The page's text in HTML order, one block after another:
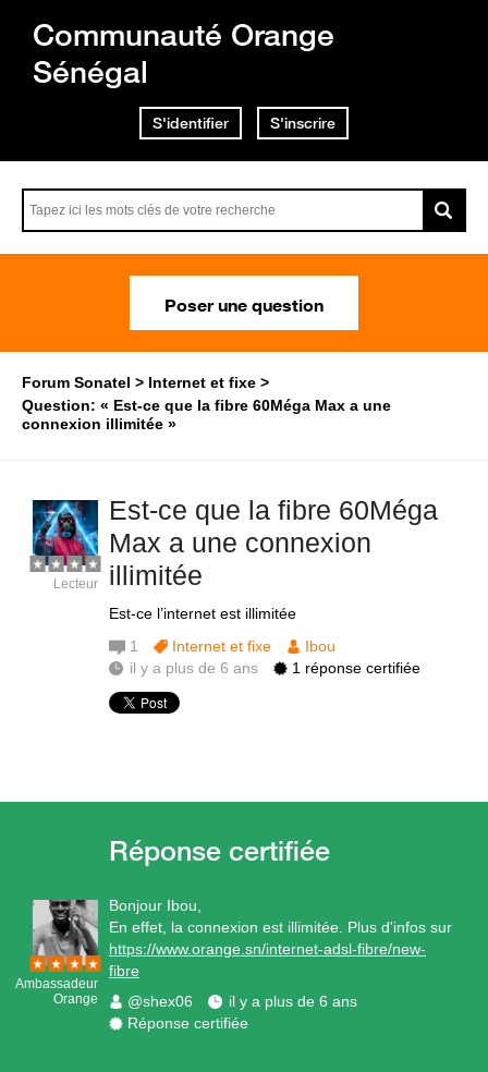
Communauté Orange
Sénégal
S'identifier S'inscrire
Poser une question
Forum Sonatel
Internet et fixe
Question: « Est-ce que la fibre 60Méga Max a une
connexion illimitée »
Est-ce que la fibre 60Méga
Max a une connexion
illimitée
Est-ce l’internet est illimitée
Lecteur
1 Internet et fixe
Ibou
il y a plus de 6 ans
1 réponse certifiée
Ambassadeur
Orange
Bonjour Ibou,
En effet, la connexion est illimitée. Plus d'infos sur
https://www.orange.sn/internet-adsl-fibre/new-
fibre
@shex06
il y a plus de 6 ans
Réponse certifiée